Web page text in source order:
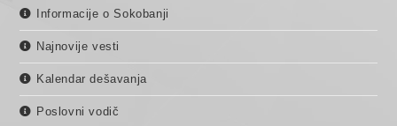
Informacije o Sokobanji
Najnovije vesti
Kalendar dešavanja
Poslovni vodič